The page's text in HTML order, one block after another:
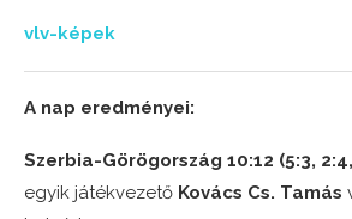
vlv-képek
A nap eredményei:
Szerbia-Görögország 10:12 (5:3, 2:4,
egyik játékvezető Kovács Cs. Tamás